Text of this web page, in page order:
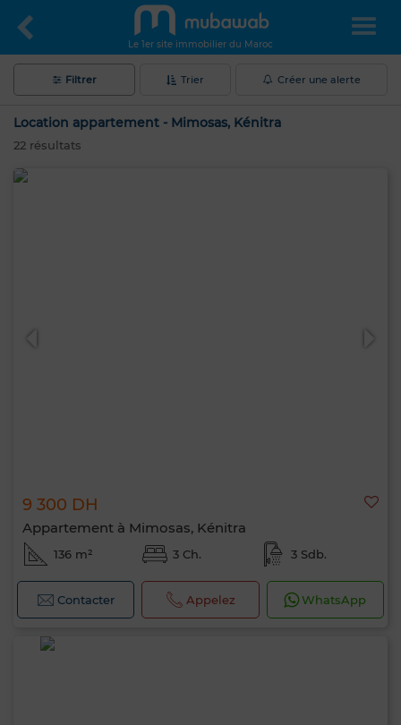
Le 1er site immobilier du Maroc
Filtrer Trier Créer une alerte
Location appartement - Mimosas, Kénitra
22 résultats
9 300 DH
Appartement à Mimosas, Kénitra
136 m² 3 Ch. 3 Sdb.
Contacter Appelez WhatsApp